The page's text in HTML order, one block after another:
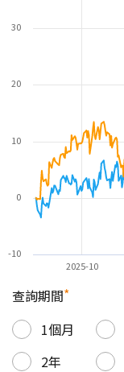
2025-10
-10
0
10
20
30
查詢期間*
1個月
2年